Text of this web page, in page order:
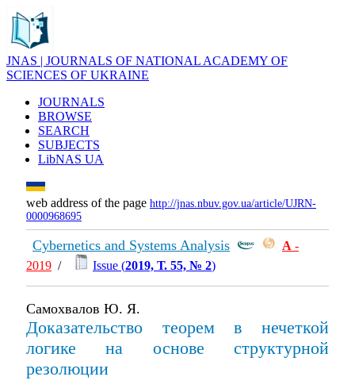
JNAS | JOURNALS OF NATIONAL ACADEMY OF
SCIENCES OF UKRAINE
JOURNALS
BROWSE
SEARCH
SUBJECTS
LibNAS UA
web address of the page http://jnas.nbuv.gov.ua/article/UJRN-
0000968695
Cybernetics and Systems Analysis А -
2019 / Issue (2019, Т. 55, № 2)
Самохвалов Ю. Я.
Доказательство теорем в нечеткой
логике на основе структурной
резолюции